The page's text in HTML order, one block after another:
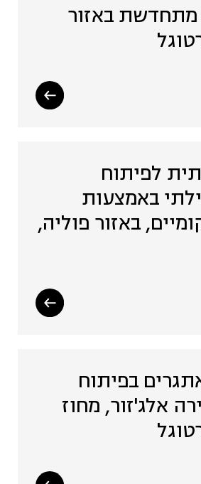
באזור
לפיתוח
באמצעות
באזור פוליה,
בפיתוח
אלג'זור, מחוז